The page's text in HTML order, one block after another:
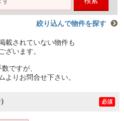
絞り込んで物件を探す
載されていない物件も
ざいます。
ですが、
よりお問合せ下さい。
必須